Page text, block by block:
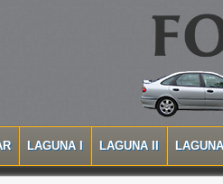
LAGUNA I LAGUNA II